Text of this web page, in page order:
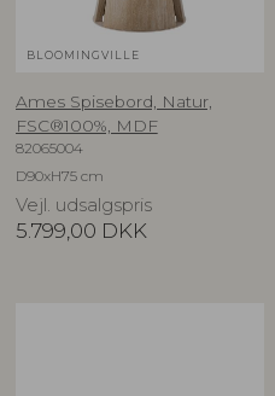
BLOOMINGVILLE
Ames Spisebord, Natur,
FSC®100%, MDF
82065004
D90xH75 cm
Vejl. udsalgspris
5.799,00 DKK